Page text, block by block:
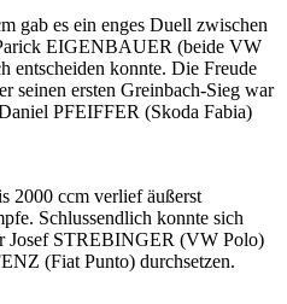
gab es ein enges Duell zwischen
EIGENBAUER (beide VW
entscheiden konnte. Die Freude
ersten Greinbach-Sieg war
PFEIFFER (Skoda Fabia)
2000 ccm verlief äußerst
Schlussendlich konnte sich
STREBINGER (VW Polo)
(Fiat Punto) durchsetzen.